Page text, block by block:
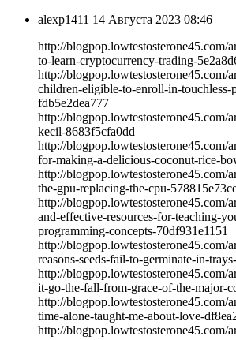
alexp1411 14 Августа 2023 08:46
http://
to-learn-cryptocurrency-trading-
http://blogpop.lowtestosterone45.com/
children-eligible-to-enroll-in-touchless-
fdb5e2dea777
http://blogpop.lowtestosterone45.com/
kecil-8683f5cfa0dd
http://blogpop.lowtestosterone45.com/
for-making-a-delicious-coconut-rice-
http://blogpop.lowtestosterone45.com/
the-gpu-replacing-the-cpu-
http://blogpop.lowtestosterone45.com/
and-effective-resources-for-teaching-
programming-concepts-70df931e1151
http://blogpop.lowtestosterone45.com/
reasons-seeds-fail-to-germinate-in-
http://blogpop.lowtestosterone45.com/
it-go-the-fall-from-grace-of-the-major-
http://blogpop.lowtestosterone45.com/
time-alone-taught-me-about-love-
http://blogpop.lowtestosterone45.com/